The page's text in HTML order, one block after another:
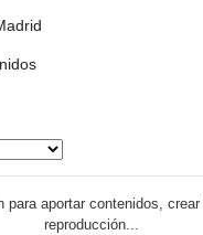
para aportar contenidos,
reproducción...